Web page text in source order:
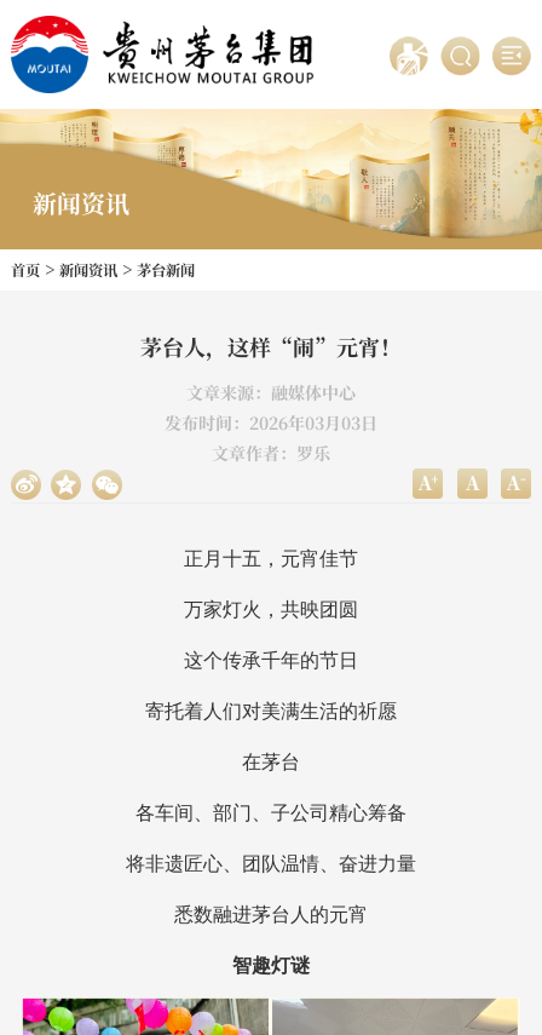
新闻资讯
首页> 新闻资讯> 茅台新闻
茅台人，这样“闹”元宵！
文章来源：融媒体中心
发布时间：2026年03月03日
文章作者：罗乐
正月十五，元宵佳节
万家灯火，共映团圆
这个传承千年的节日
寄托着人们对美满生活的祈愿
在茅台
各车间、部门、子公司精心筹备
将非遗匠心、团队温情、奋进力量
悉数融进茅台人的元宵
智趣灯谜